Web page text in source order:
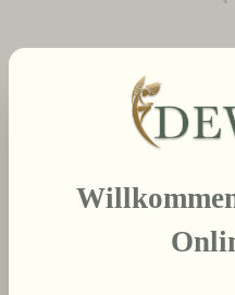
Produktgalerie
neue Produkte
-